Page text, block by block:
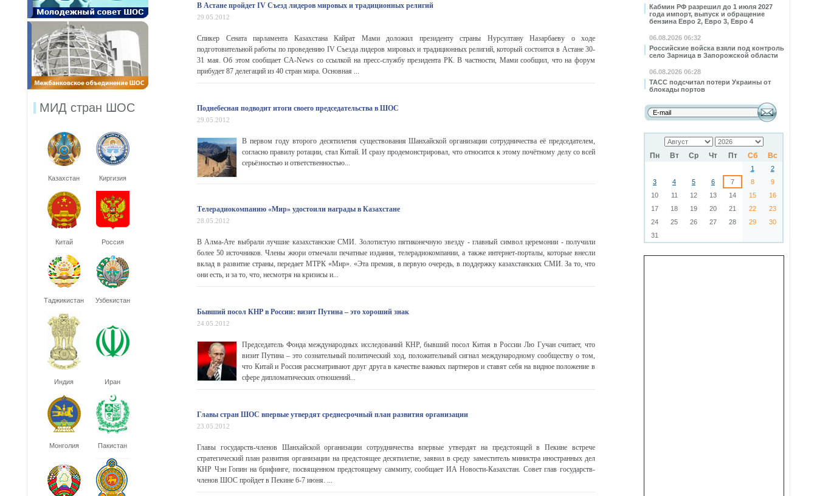
Кабмин РФ разрешил до 1 июля 2027
года импорт, выпуск и обращение
бензина Евро 2, Евро 3, Евро 4
06.08.2026 06:32
Российские войска взяли под контроль
село Зарница в Запорожской области
06.08.2026 06:28
ТАСС подсчитал потери Украины от
блокады портов
Пн Вт Ср Чт Пт Сб Вс
1
2
3
4 5 6 7 8
9
10
11 12 13 14 15
16
17
18 19 20 21 22
23
24
25 26 27 28 29
30
31
МИД стран ШОС
Казахстан Киргизия
Китай Россия
Таджикистан Узбекистан
Индия Иран
Монголия Пакистан
В Астане пройдет IV Съезд лидеров мировых и традиционных религий
29.05.2012
Спикер Сената парламента Казахстана Кайрат Мами доложил президенту страны Нурсултану Назарбаеву о ходе
подготовительной работы по проведению IV Съезда лидеров мировых и традиционных религий, который состоится в Астане 30-
31 мая. Об этом сообщает CA-News со ссылкой на пресс-службу президента РК. В частности, Мами сообщил, что на форум
прибудет 87 делегаций из 40 стран мира. Основная ...
Поднебесная подводит итоги своего председательства в ШОС
29.05.2012
В первом году второго десятилетия существования Шанхайской организации сотрудничества её председателем,
согласно правилу ротации, стал Китай. И сразу продемонстрировал, что относится к этому почётному делу со всей
серьёзностью и ответственностью...
Телерадиокомпанию «Мир» удостоили награды в Казахстане
28.05.2012
В Алма-Ате выбрали лучшие казахстанские СМИ. Золотистую пятиконечную звезду - главный символ церемонии - получили
более 50 источников. Члены жюри отмечали печатные издания, телерадиокомпании, а также интернет-порталы, которые внесли
вклад в развитие страны, передает МТРК «Мир». «Эта премия, в первую очередь, в поддержку казахстанских СМИ. За то, что
они есть, и за то, что, несмотря на кризисы и...
Бывший посол КНР в России: визит Путина – это хороший знак
24.05.2012
Председатель Фонда международных исследований КНР, бывший посол Китая в России Лю Гучан считает, что
визит Путина – это сознательный политический ход, положительный сигнал международному сообществу о том,
что Китай и Россия рассматривают друг друга в качестве важных партнеров и ставят себя на видное положение в
сфере дипломатических отношений...
Главы стран ШОС впервые утвердят среднесрочный план развития организации
23.05.2012
Главы государств-членов Шанхайской организации сотрудничества впервые утвердят на предстоящей в Пекине встрече
стратегический план развития организации на предстоящее десятилетие, заявил в среду заместитель министра иностранных дел
КНР Чэн Гопин на брифинге, посвященном предстоящему саммиту, сообщает ИА Новости-Казахстан. Совет глав государств-
членов ШОС пройдет в Пекине 6-7 июня. ...